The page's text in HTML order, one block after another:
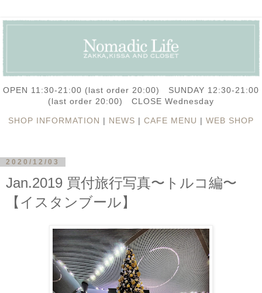
OPEN 11:30-21:00 (last order 20:00) SUNDAY 12:30-21:00
(last order 20:00) CLOSE Wednesday
SHOP INFORMATION | NEWS | CAFE MENU | WEB SHOP
2020/12/03
Jan.2019 買付旅行写真〜トルコ編〜
【イスタンブール】